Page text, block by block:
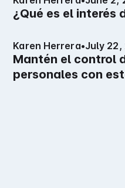
¿Qué es el interés
Karen Herrera•July 22,
Mantén el control
personales con